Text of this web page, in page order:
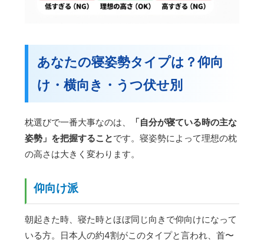
あなたの寝姿勢タイプは？仰向
け・横向き・うつ伏せ別
枕選びで一番大事なのは、
「自分が寝ている時の主な
姿勢」を把握することです。寝姿勢によって理想の枕
の高さは大きく変わります。
仰向け派
朝起きた時、寝た時とほぼ同じ向きで仰向けになって
いる方。日本人の約4割がこのタイプと言われ、首〜